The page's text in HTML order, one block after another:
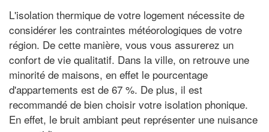
L'isolation thermique de votre logement nécessite de
considérer les contraintes météorologiques de votre
région. De cette manière, vous vous assurerez un
confort de vie qualitatif. Dans la ville, on retrouve une
minorité de maisons, en effet le pourcentage
d'appartements est de 67 %. De plus, il est
recommandé de bien choisir votre isolation phonique.
En effet, le bruit ambiant peut représenter une nuisance